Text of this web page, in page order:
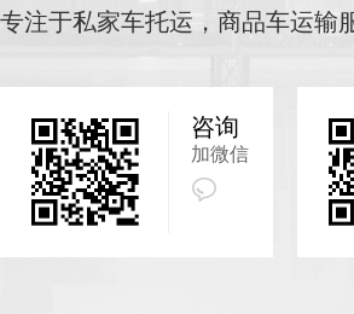
专注于私家车托运，商品车运输
咨询
加微信